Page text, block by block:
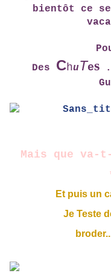
bientôt ce
Des ChuTes
Mais que va-
Et puis un
Je Teste